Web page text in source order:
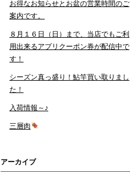
お得なお知らせとお盆の営業時間のご
案内です。
８月１６日（日）まで、当店でもご利
用出来るアプリクーポン券が配信中で
す！
シーズン真っ盛り！鮎竿買い取りまし
た！
入荷情報～♪
三層肉
アーカイブ